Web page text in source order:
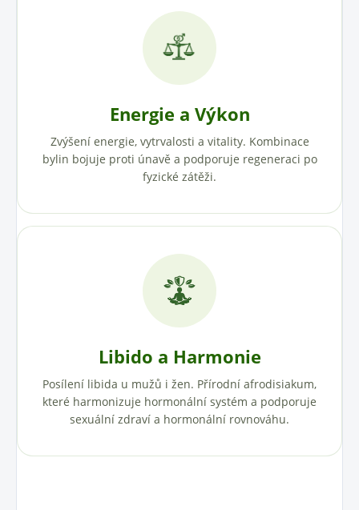
Energie a Výkon
Zvýšení energie, vytrvalosti a vitality. Kombinace
bylin bojuje proti únavě a podporuje regeneraci po
fyzické zátěži.
Libido a Harmonie
Posílení libida u mužů i žen. Přírodní afrodisiakum,
které harmonizuje hormonální systém a podporuje
sexuální zdraví a hormonální rovnováhu.